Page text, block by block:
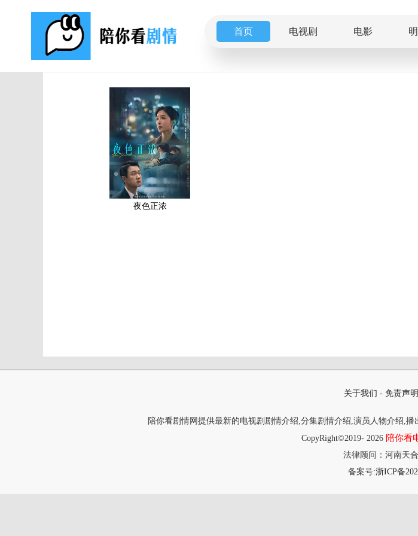
首页 电视剧 电影
夜色正浓
关于我们 - 免责声明
陪你看剧情网提供最新的电视剧剧情介绍,分集剧情介绍,演员人物介绍,
CopyRight©2019- 2026 陪你看
法律顾问：河南天
备案号:浙ICP备